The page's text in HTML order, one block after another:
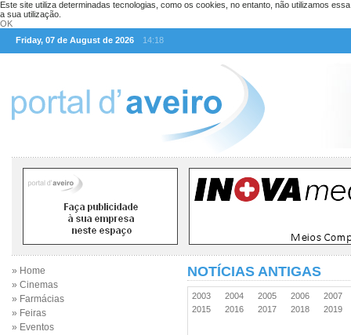
Este site utiliza determinadas tecnologias, como os cookies, no entanto, não utilizamos
a sua utilização.
OK
Friday, 07 de August de 2026
14:18
» Home
» Cinemas
» Farmácias
» Feiras
» Eventos
NOTÍCIAS ANTIGAS
2003 2004 2005 2006
2007
2015
2016 2017 2018 2019